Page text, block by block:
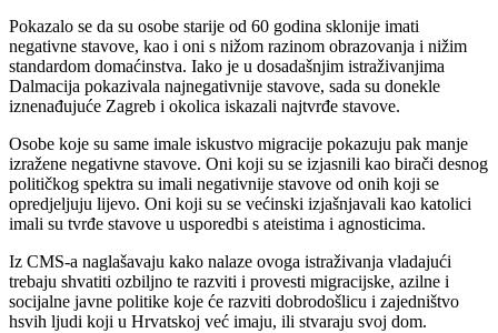
Pokazalo se da su osobe starije od 60 godina sklonije imati
negativne stavove, kao i oni s nižom razinom obrazovanja i nižim
standardom domaćinstva. Iako je u dosadašnjim istraživanjima
Dalmacija pokazivala najnegativnije stavove, sada su donekle
iznenađujuće Zagreb i okolica iskazali najtvrđe stavove.
Osobe koje su same imale iskustvo migracije pokazuju pak manje
izražene negativne stavove. Oni koji su se izjasnili kao birači desnog
političkog spektra su imali negativnije stavove od onih koji se
opredjeljuju lijevo. Oni koji su se većinski izjašnjavali kao katolici
imali su tvrđe stavove u usporedbi s ateistima i agnosticima.
Iz CMS-a naglašavaju kako nalaze ovoga istraživanja vladajući
trebaju shvatiti ozbiljno te razviti i provesti migracijske, azilne i
socijalne javne politike koje će razviti dobrodošlicu i zajedništvo
hsvih ljudi koji u Hrvatskoj već imaju, ili stvaraju svoj dom.